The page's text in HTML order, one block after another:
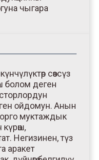
чыгара
сөзсүз
болом деген
ойдомун. Анын
муктаждык
күрөш,
Негизинен, түз
аракет